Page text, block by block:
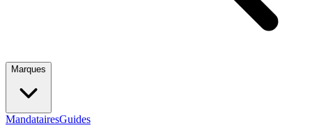
Marques
MandatairesGuides